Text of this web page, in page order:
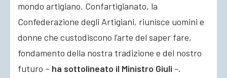
mondo artigiano. Confartigianato, la
Confederazione degli Artigiani, riunisce uomini e
donne che custodiscono l’arte del saper fare,
fondamento della nostra tradizione e del nostro
futuro – ha sottolineato il Ministro Giuli -.